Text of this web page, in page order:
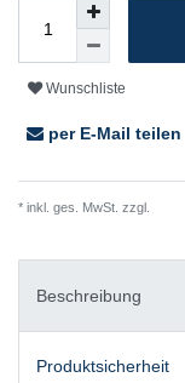
Wunschliste
per E-Mail teilen
* inkl. ges. MwSt. zzgl.
Beschreibung
Produktsicherheit